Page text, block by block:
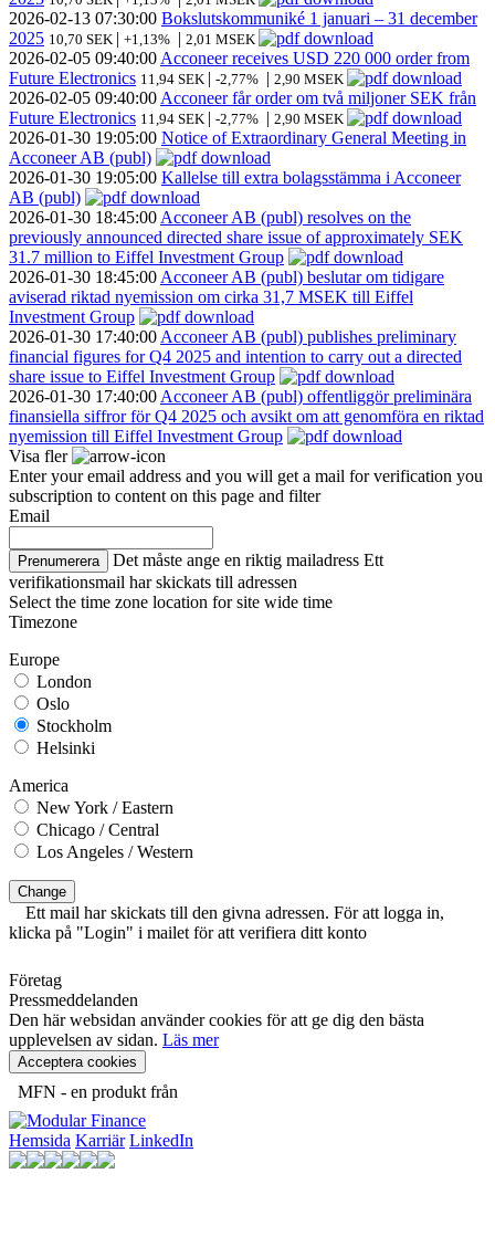
2026-02-13 07:30:00 Bokslutskommuniké 1 januari – 31 december
2025 10,70 SEK | +1,13% | 2,01 MSEK
2026-02-05 09:40:00 Acconeer receives USD 220 000 order from
Future Electronics 11,94 SEK | -2,77% | 2,90 MSEK
2026-02-05 09:40:00 Acconeer får order om två miljoner SEK från
Future Electronics 11,94 SEK | -2,77% | 2,90 MSEK
2026-01-30 19:05:00 Notice of Extraordinary General Meeting in
Acconeer AB (publ)
2026-01-30 19:05:00 Kallelse till extra bolagsstämma i Acconeer
AB (publ)
2026-01-30 18:45:00 Acconeer AB (publ) resolves on the
previously announced directed share issue of approximately SEK
31.7 million to Eiffel Investment Group
2026-01-30 18:45:00 Acconeer AB (publ) beslutar om tidigare
aviserad riktad nyemission om cirka 31,7 MSEK till Eiffel
Investment Group
2026-01-30 17:40:00 Acconeer AB (publ) publishes preliminary
financial figures for Q4 2025 and intention to carry out a directed
share issue to Eiffel Investment Group
2026-01-30 17:40:00 Acconeer AB (publ) offentliggör preliminära
finansiella siffror för Q4 2025 och avsikt om att genomföra en riktad
nyemission till Eiffel Investment Group
Visa fler
Enter your email address and you will get a mail for verification you
subscription to content on this page and filter
Email
Prenumerera Det måste ange en riktig mailadress Ett
verifikationsmail har skickats till adressen
Select the time zone location for site wide time
Timezone
Europe
London
Oslo
Stockholm
Helsinki
America
New York / Eastern
Chicago / Central
Los Angeles / Western
Change
Ett mail har skickats till den givna adressen. För att logga in,
klicka på "Login" i mailet för att verifiera ditt konto
Företag
Pressmeddelanden
Den här websidan använder cookies för att ge dig den bästa
upplevelsen av sidan. Läs mer
Acceptera cookies
MFN - en produkt från
Hemsida Karriär LinkedIn